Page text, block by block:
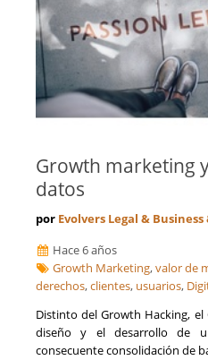
Growth marketing
datos
por Evolvers Legal &
Hace 6 años
Growth Marketing,valor de
derechos,clientes, usuarios,
Distinto del Growth Hacking,
diseño y el desarrollo de
consecuente consolidación de